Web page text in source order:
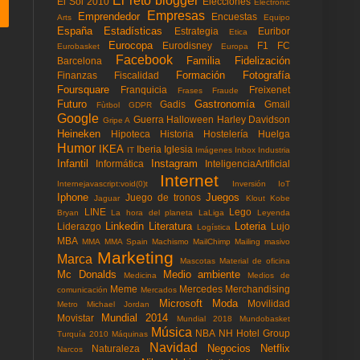
Electronic
Arts
Emprendedor Empresas Encuestas Equipo
España Estadísticas Estrategia Etica Euribor
Eurobasket Eurocopa Eurodisney Europa F1
FC
Barcelona
Facebook Familia Fidelización
Finanzas Fiscalidad Formación
Fotografía
Foursquare
Franquicia Frases Fraude Freixenet
Futuro Fùtbol GDPR Gadis Gastronomía Gmail
Google Gripe A Guerra Halloween Harley Davidson
Heineken Hipoteca Historia Hostelería Huelga
Humor IKEA IT Iberia Iglesia Imágenes Inbox Industria
Infantil Informática Instagram InteligenciaArtificial
Internejavascript:void(0)t Internet Inversión IoT
Iphone Jaguar Juego de tronos Juegos Klout Kobe
Bryan
LINE La hora del planeta LaLiga Lego Leyenda
Liderazgo Linkedin Literatura Logística Loteria Lujo
MBA MMA MMA Spain Machismo MailChimp Mailing masivo
Marca Marketing Mascotas Material de oficina
Mc Donalds Medicina Medio ambiente
Medios de
comunicación Meme Mercados Mercedes Merchandising
Metro Michael Jordan Microsoft Moda
Movilidad
Movistar
Mundial 2014 Mundial 2018
Mundobasket
Turquía 2010 Máquinas Música NBA NH Hotel Group
Narcos Naturaleza Navidad Negocios Netflix